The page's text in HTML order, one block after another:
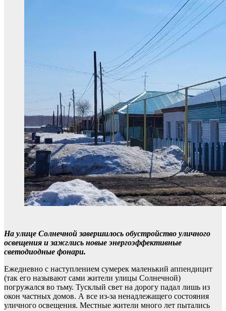
На улице Солнечной завершилось обустройство уличного
освещения и зажглись новые энергоэффективные
светодиодные фонари.
Ежедневно с наступлением сумерек маленький аппендицит
(так его называют сами жители улицы Солнечной)
погружался во тьму. Тусклый свет на дорогу падал лишь из
окон частных домов. А все из-за ненадлежащего состояния
уличного освещения. Местные жители много лет пытались